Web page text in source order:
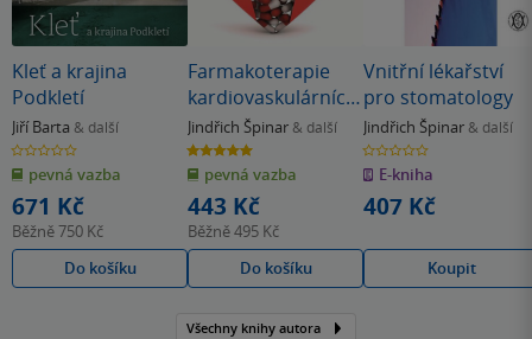
Kleť a krajina
Podkletí
Jiří Barta & další
0.0
z
5
hvězdiček
pevná vazba
671 Kč
Běžně750 Kč
Do košíku
Farmakoterapie
kardiovaskulárních
onemocnění
Jindřich Špinar & další
5.0
z
5
hvězdiček
pevná vazba
443 Kč
Běžně495 Kč
Do košíku
Vnitřní lékařství
pro stomatology
Jindřich Špinar & další
0.0
z
5
hvězdiček
E-kniha
407 Kč
Koupit
Všechny knihy autora